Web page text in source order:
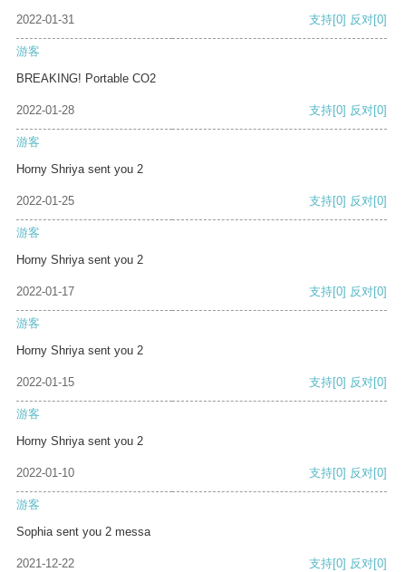
2022-01-31 支持[0] 反对[0]
游客
BREAKING! Portable CO2
2022-01-28 支持[0] 反对[0]
游客
Horny Shriya sent you 2
2022-01-25 支持[0] 反对[0]
游客
Horny Shriya sent you 2
2022-01-17 支持[0] 反对[0]
游客
Horny Shriya sent you 2
2022-01-15 支持[0] 反对[0]
游客
Horny Shriya sent you 2
2022-01-10 支持[0] 反对[0]
游客
Sophia sent you 2 messa
2021-12-22 支持[0] 反对[0]